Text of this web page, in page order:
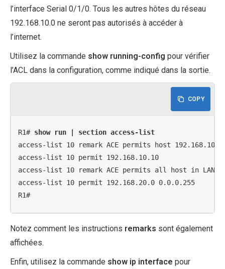
l’interface Serial 0/1/0. Tous les autres hôtes du réseau
192.168.10.0 ne seront pas autorisés à accéder à
l’internet.
Utilisez la commande show running-config pour vérifier
l’ACL dans la configuration, comme indiqué dans la sortie.
COPY
R1# show run | section access-list
access-list 10 remark ACE permits host
access-list 10 permit 192.168.10.10
access-list 10 remark ACE permits all host in LAN 2
access-list 10 permit 192.168.20.0 0.0.0.255
R1#
Notez comment les instructions remarks sont également
affichées.
Enfin, utilisez la commande show ip interface pour